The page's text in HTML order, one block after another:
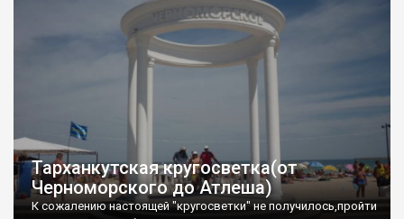
Тарханкутская кругосветка(от
Черноморского до Атлеша)
К сожалению настоящей "кругосветки" не получилось,пройти